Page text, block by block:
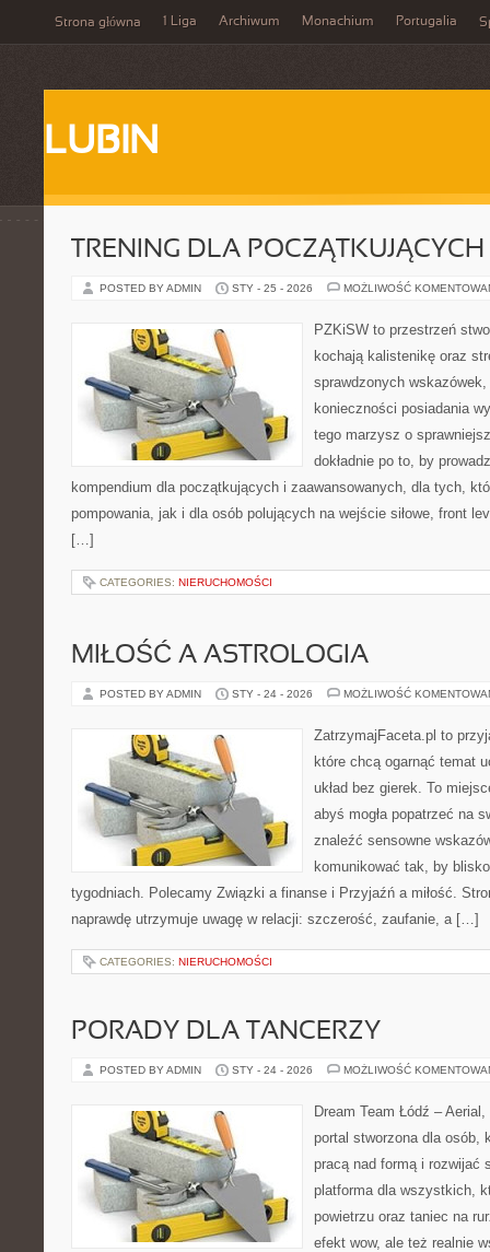
Strona główna 1 Liga Archiwum Monachium Portugalia
LUBIN
TRENING DLA POCZĄTKUJĄCYCH
POSTED BY ADMIN STY - 25 - 2026 MOŻLIWOŚĆ
PZKiSW to przestrzeń
kochają kalistenikę oraz
sprawdzonych
konieczności posiadania
tego marzysz o
dokładnie po to, by
kompendium dla początkujących i zaawansowanych, dla tych,
pompowania, jak i dla osób polujących na wejście siłowe, front
[…]
CATEGORIES: NIERUCHOMOŚCI
MIŁOŚĆ A ASTROLOGIA
POSTED BY ADMIN STY - 24 - 2026 MOŻLIWOŚĆ
ZatrzymajFaceta.pl to
które chcą ogarnąć temat
układ bez gierek. To
abyś mogła popatrzeć na
znaleźć sensowne
komunikować tak, by
tygodniach. Polecamy Związki a finanse i Przyjaźń a miłość.
naprawdę utrzymuje uwagę w relacji: szczerość, zaufanie, a […]
CATEGORIES: NIERUCHOMOŚCI
PORADY DLA TANCERZY
POSTED BY ADMIN STY - 24 - 2026 MOŻLIWOŚĆ
Dream Team Łódź –
portal stworzona dla osób,
pracą nad formą i rozwijać
platforma dla wszystkich,
powietrzu oraz taniec na
efekt wow, ale też realnie